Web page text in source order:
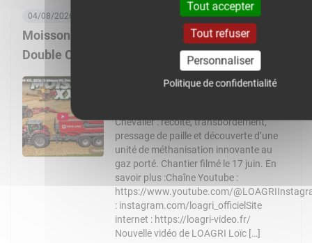
Moisson XXL 2026 : 3 Massey Ferguson 9S,
Double CR… Un chantier de folie !
04/08/2026, 08:00
Nouvelle vidéo de LOAGRI Loïc vous
Chevalier : récolte, transbordement,
pressage de paille et découverte d’une
unité de méthanisation innovante au
gaz porté. Chantier filmé le 17 juin. En
savoir plus :Chaîne Youtube :
https://www.youtube.com/
: instagram.com/loagri_officielSite
internet : https://loagri-video.fr/
Nouvelle vidéo de LOAGRI Loïc […]
Tout accepter
Tout refuser
Personnaliser
Politique de confidentialité